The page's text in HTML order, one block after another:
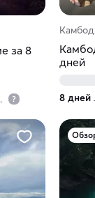
за 8
дней
8 дней